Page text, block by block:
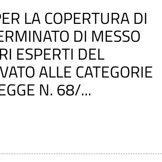
LA COPERTURA DI
DI MESSO
ESPERTI DEL
ALLE CATEGORIE
N. 68/...